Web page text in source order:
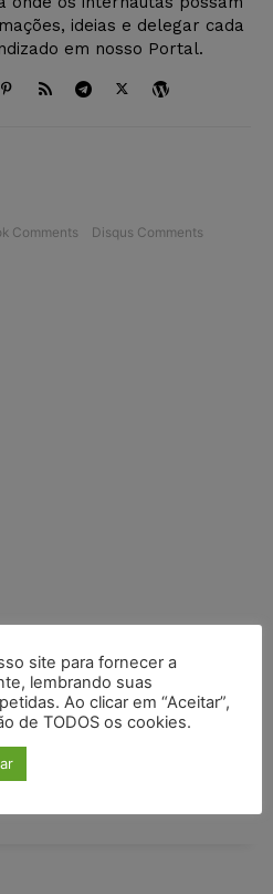
ideias e delegar cada
em nosso Portal.
Comments Disqus Comments
site para fornecer a
lembrando suas
Ao clicar em “Aceitar”,
de TODOS os cookies.